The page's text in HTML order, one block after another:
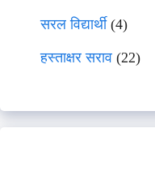
सरल विद्यार्थी(4)
हस्ताक्षर सराव (22)